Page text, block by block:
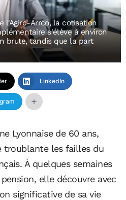
l'Agirc-Arrco, la cotisation
s'élève à environ
brute, tandis que la part
LinkedIn
Lyonnaise de 60 ans,
troublante les failles du
À quelques semaines
elle découvre avec
significative de sa vie